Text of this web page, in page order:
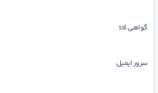
گواهی ssl
سرور ایمیل